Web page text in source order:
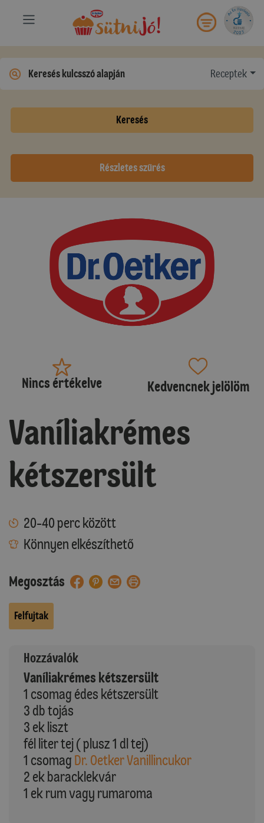
Receptek
Keresés
Részletes szűrés
Nincs értékelve Kedvencnek jelölöm
Vaníliakrémes
kétszersült
20-40 perc között
Könnyen elkészíthető
Megosztás
Felfujtak
Hozzávalók
Vaníliakrémes kétszersült
1 csomag édes kétszersült
3 db tojás
3 ek liszt
fél liter tej ( plusz 1 dl tej)
1 csomag Dr. Oetker Vanillincukor
2 ek baracklekvár
1 ek rum vagy rumaroma